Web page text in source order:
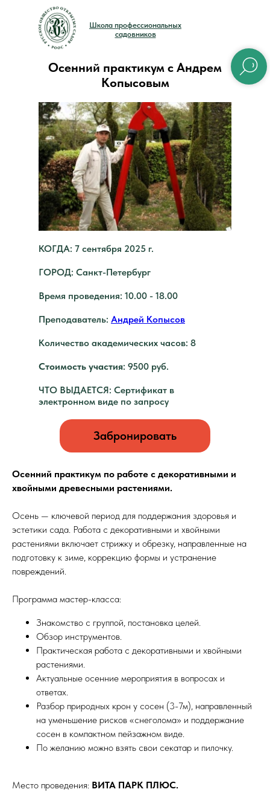
Осенний практикум с Андрем
Копысовым
Школа профессиональных
садовников
Преподаватель: Андрей Копысов
ГОРОД: Санкт-Петербург
Время проведения: 10.00 - 18.00
Количество академических часов: 8
Стоимость участия: 9500 руб.
ЧТО ВЫДАЕТСЯ: Сертификат в
электронном виде по запросу
КОГДА: 7 сентября 2025 г.
Забронировать
Осенний практикум по работе с декоративными и
хвойными древесными растениями.
Осень — ключевой период для поддержания здоровья и
эстетики сада. Работа с декоративными и хвойными
растениями включает стрижку и обрезку, направленные на
подготовку к зиме, коррекцию формы и устранение
повреждений.
Программа мастер-класса:
Знакомство с группой, постановка целей.
Обзор инструментов.
Практическая работа с декоративными и хвойными
растениями.
Актуальные осенние мероприятия в вопросах и
ответах.
Разбор природных крон у сосен (3-7м), направленный
на уменьшение рисков «снеголома» и поддержание
сосен в компактном пейзажном виде.
По желанию можно взять свои секатар и пилочку.
Место проведения: ВИТА ПАРК ПЛЮС.